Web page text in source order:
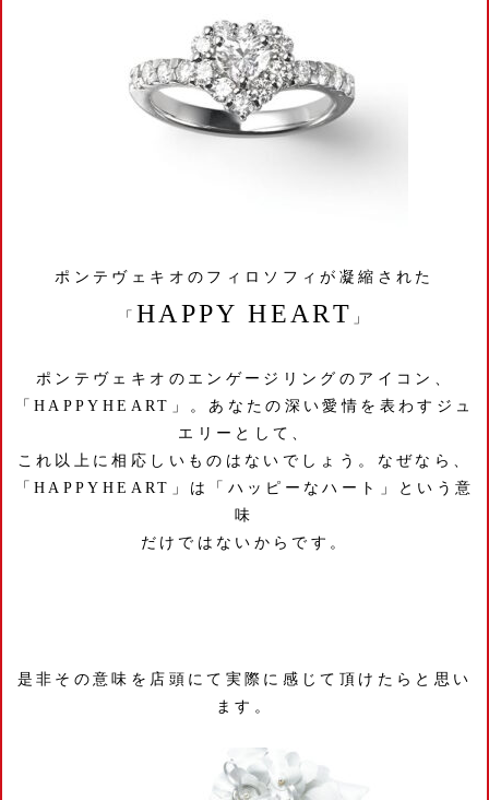
ポンテヴェキオのフィロソフィが凝縮された
「HAPPY HEART 」
ポンテヴェキオのエンゲージリングのアイコン、
「HAPPYHEART」。あなたの深い愛情を表わすジュ
エリーとして、
これ以上に相応しいものはないでしょう。なぜなら、
「HAPPYHEART」は「ハッピーなハート」という意
味
だけではないからです。
是非その意味を店頭にて実際に感じて頂けたらと思い
ます。